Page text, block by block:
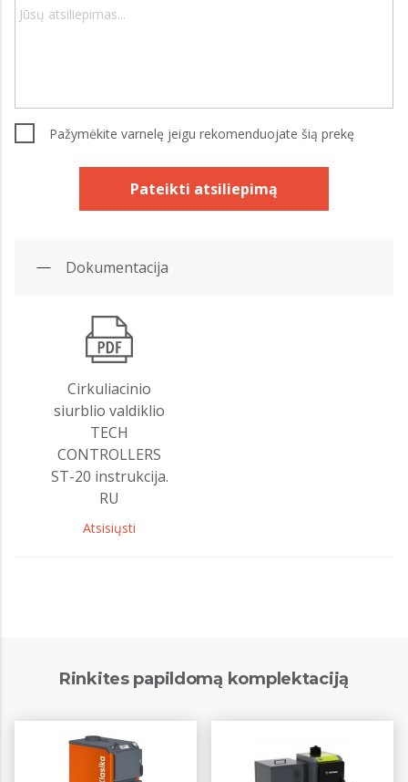
Pažymėkite varnelę jeigu rekomenduojate šią prekę
Pateikti atsiliepimą
Dokumentacija
Cirkuliacinio
siurblio valdiklio
TECH
CONTROLLERS
ST-20 instrukcija.
RU
Atsisiųsti
Rinkites papildomą komplektaciją